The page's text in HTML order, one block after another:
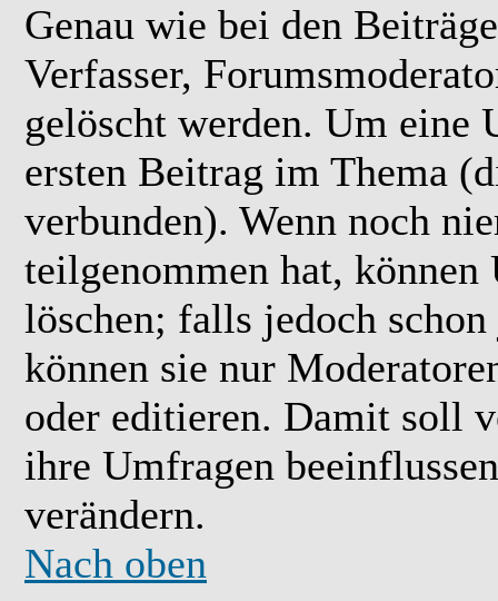
Genau wie bei den
Verfasser,
gelöscht werden. Um eine
ersten Beitrag im Thema
verbunden). Wenn noch
teilgenommen hat,
löschen; falls jedoch
können sie nur
oder editieren. Damit soll
ihre Umfragen
verändern.
Nach oben